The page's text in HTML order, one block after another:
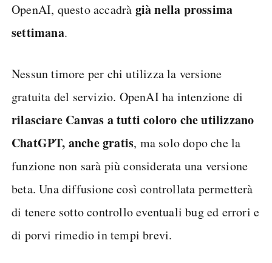
OpenAI, questo accadrà già nella prossima
settimana.
Nessun timore per chi utilizza la versione
gratuita del servizio. OpenAI ha intenzione di
rilasciare Canvas a tutti coloro che utilizzano
ChatGPT, anche gratis, ma solo dopo che la
funzione non sarà più considerata una versione
beta. Una diffusione così controllata permetterà
di tenere sotto controllo eventuali bug ed errori e
di porvi rimedio in tempi brevi.